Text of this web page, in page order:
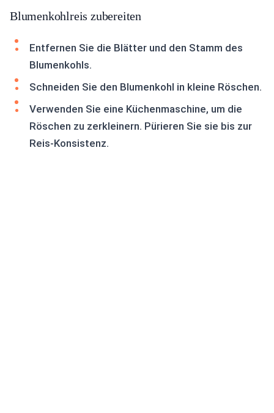
Blumenkohlreis zubereiten
Entfernen Sie die Blätter und den Stamm des
Blumenkohls.
Schneiden Sie den Blumenkohl in kleine Röschen.
Verwenden Sie eine Küchenmaschine, um die
Röschen zu zerkleinern. Pürieren Sie sie bis zur
Reis-Konsistenz.